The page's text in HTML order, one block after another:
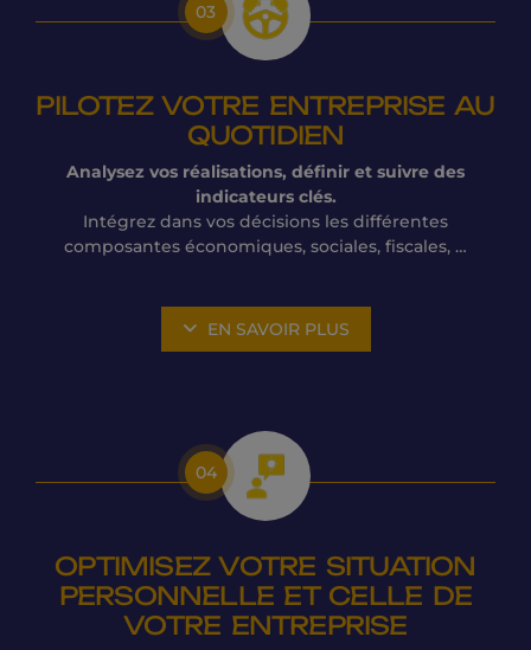
03
PILOTEZ VOTRE ENTREPRISE AU
QUOTIDIEN
Analysez vos réalisations, définir et suivre des
indicateurs clés.
Intégrez dans vos décisions les différentes
composantes économiques, sociales, fiscales, …
EN SAVOIR PLUS
04
OPTIMISEZ VOTRE SITUATION
PERSONNELLE ET CELLE DE
VOTRE ENTREPRISE